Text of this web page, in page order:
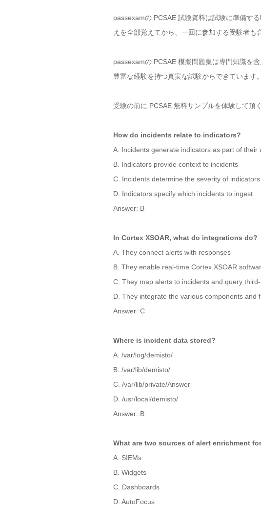
passexamの PCSAE 試験資料は試験に準備す
えを全部覚えてから、一回に参加する受験者も
passexamの PCSAE 模擬問題集は専門知識を
豊富な経験を持つ真実な試験からできています。
受験の前に PCSAE 無料サンプルを体験して頂
How do incidents relate to indicators?
A. Incidents generate indicators as part of their
B. Indicators provide context to incidents
C. Incidents determine the severity of indicators
D. Indicators specify which incidents to ingest
Answer: B
In Cortex XSOAR, what do integrations do?
A. They connect alerts with responses
B. They enable real-time Cortex XSOAR
C. They map alerts to incidents and query
D. They integrate the various components and
Answer: C
Where is incident data stored?
A. /var/log/demisto/
B. /var/lib/demisto/
C. /var/lib/private/Answer
D. /usr/local/demisto/
Answer: B
What are two sources of alert enrichment
A. SIEMs
B. Widgets
C. Dashboards
D. AutoFocus